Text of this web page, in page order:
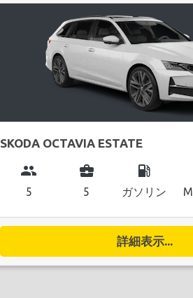
SKODA OCTAVIA ESTATE
group
5
business_center
5
local_gas_station
ガソリン
詳細表示...